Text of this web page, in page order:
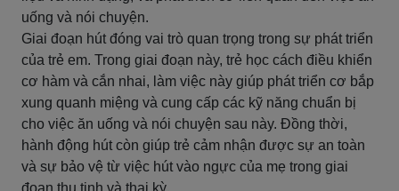
uống và nói chuyện.
Giai đoạn hút đóng vai trò quan trọng trong sự phát triển
của trẻ em. Trong giai đoạn này, trẻ học cách điều khiển
cơ hàm và cắn nhai, làm việc này giúp phát triển cơ bắp
xung quanh miệng và cung cấp các kỹ năng chuẩn bị
cho việc ăn uống và nói chuyện sau này. Đồng thời,
hành động hút còn giúp trẻ cảm nhận được sự an toàn
và sự bảo vệ từ việc hút vào ngực của mẹ trong giai
đoạn thụ tinh và thai kỳ.